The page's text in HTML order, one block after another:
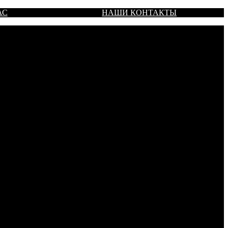
НАШИ КОНТАКТЫ